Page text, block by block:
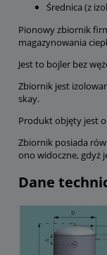
Średnica (z
Pionowy zbiornik
magazynowania
Jest to bojler bez
Zbiornik jest
skay.
Produkt objęty jest
Zbiornik posiada
ono widoczne, gdyż
Dane